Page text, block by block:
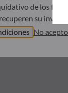
de los
su
fondo, se
del uso de
No